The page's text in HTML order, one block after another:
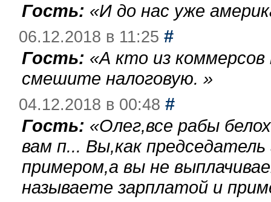
Гость: «И до нас уже
06.12.2018 в 11:25 #
Гость: «А кто из
смешите налоговую. »
04.12.2018 в 00:48 #
Гость: «Олег,все рабы
вам п... Вы,как
примером,а вы не
называете зарплатой и